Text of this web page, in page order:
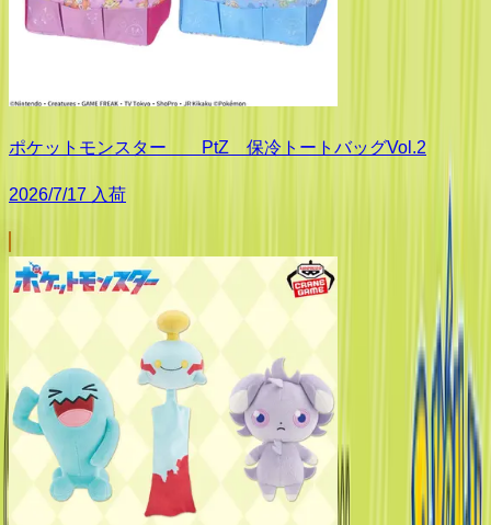
ポケットモンスター PtZ 保冷トートバッグVol.2
2026/7/17 入荷